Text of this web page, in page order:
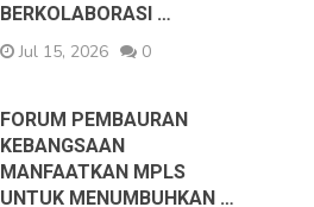
BERKOLABORASI …
Jul 15, 2026
0
FORUM PEMBAURAN
KEBANGSAAN
MANFAATKAN MPLS
UNTUK MENUMBUHKAN …